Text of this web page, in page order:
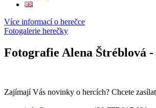
Více informací o herečce
Fotogalerie herečky
Fotografie Alena Štréblová
Zajímají Vás novinky o hercích? Chcete